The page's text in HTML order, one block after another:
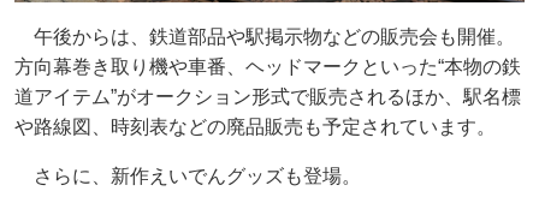
午後からは、鉄道部品や駅掲示物などの販売会も開催。
方向幕巻き取り機や車番、ヘッドマークといった“本物の鉄
道アイテム”がオークション形式で販売されるほか、駅名標
や路線図、時刻表などの廃品販売も予定されています。
さらに、新作えいでんグッズも登場。